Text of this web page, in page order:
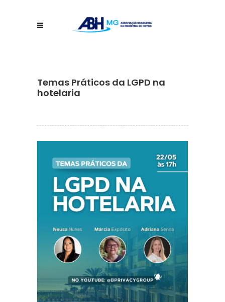
Temas Práticos da LGPD na
hotelaria